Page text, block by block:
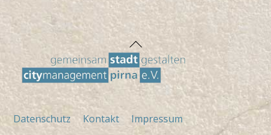
Back
To
Top
Datenschutz Kontakt Impressum